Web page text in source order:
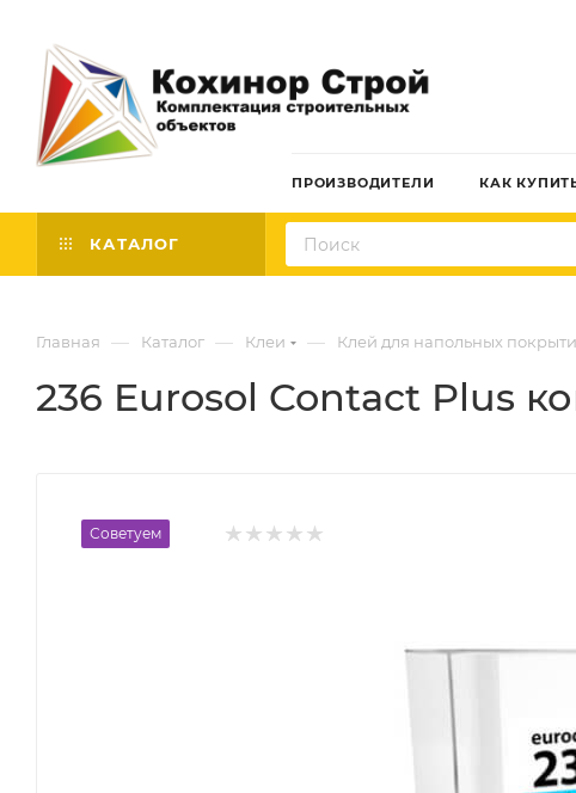
ПРОИЗВОДИТЕЛИ КАК
КАТАЛОГ
Главная — Каталог — Клеи — Клей для напольных
236 Eurosol Contact Plus
Советуем